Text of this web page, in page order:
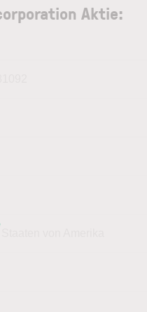
Aktie:
Staaten von Amerika